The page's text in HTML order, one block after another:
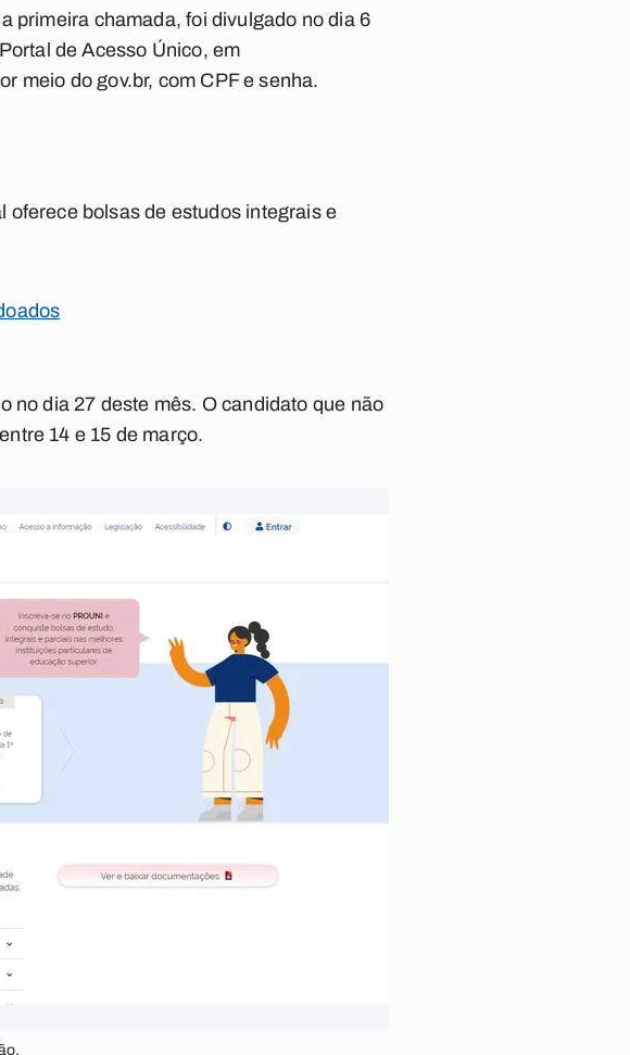
primeira chamada, foi divulgado no dia 6
de Acesso Único, em
meio do gov.br, com CPF e senha.
oferece bolsas de estudos integrais e
no dia 27 deste mês. O candidato que não
14 e 15 de março.